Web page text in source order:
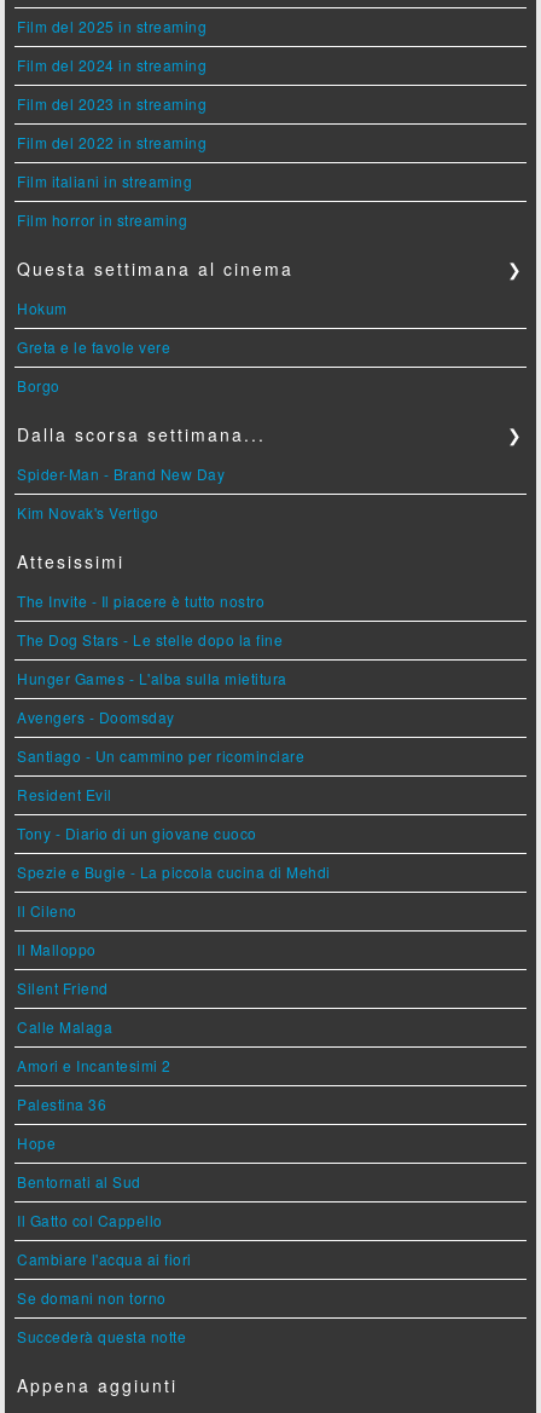
Film del 2025 in streaming
Film del 2024 in streaming
Film del 2023 in streaming
Film del 2022 in streaming
Film italiani in streaming
Film horror in streaming
Questa settimana al cinema ❯
Hokum
Greta e le favole vere
Borgo
Dalla scorsa settimana... ❯
Spider-Man - Brand New Day
Kim Novak's Vertigo
Attesissimi
The Invite - Il piacere è tutto nostro
The Dog Stars - Le stelle dopo la fine
Hunger Games - L'alba sulla mietitura
Avengers - Doomsday
Santiago - Un cammino per ricominciare
Resident Evil
Tony - Diario di un giovane cuoco
Spezie e Bugie - La piccola cucina di Mehdi
Il Cileno
Il Malloppo
Silent Friend
Calle Malaga
Amori e Incantesimi 2
Palestina 36
Hope
Bentornati al Sud
Il Gatto col Cappello
Cambiare l'acqua ai fiori
Se domani non torno
Succederà questa notte
Appena aggiunti